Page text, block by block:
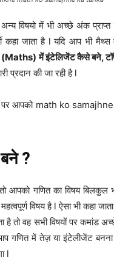
विषयो में भी अच्छे अंक
कहा जाता है l यदि आप भी
(Maths) में इंटेलिजेंट कैसे बने,
प्रदान की जा रही है l
आपको math ko samajhne
?
गणित का विषय बिलकुल
विषय है l ऐसा भी कहा जाता
है तो वह सभी विषयों पर कमांड
गणित में तेज़ या इंटेलीजेंट
l